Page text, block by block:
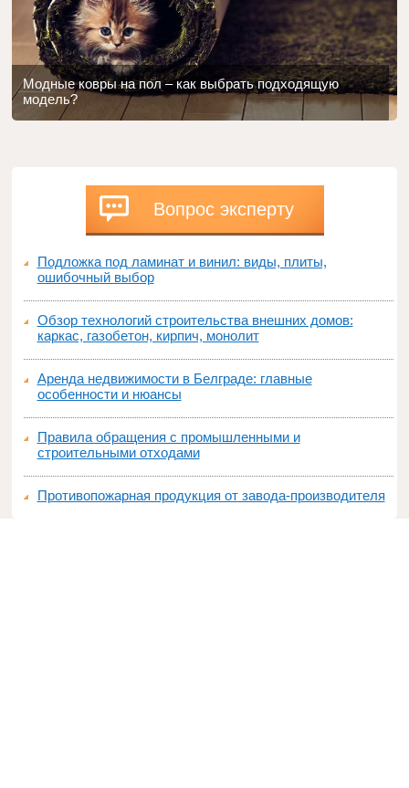
Модные ковры на пол – как выбрать подходящую
модель?
Вопрос эксперту
Подложка под ламинат и винил: виды, плиты,
ошибочный выбор
Обзор технологий строительства внешних домов:
каркас, газобетон, кирпич, монолит
Аренда недвижимости в Белграде: главные
особенности и нюансы
Правила обращения с промышленными и
строительными отходами
Противопожарная продукция от завода-производителя